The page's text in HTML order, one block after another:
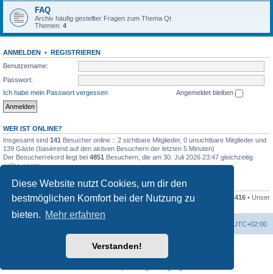
Diese Website nutzt Cookies, um dir den
bestmöglichen Komfort bei der Nutzung zu
bieten. Mehr erfahren
Verstanden!
FAQ
Archiv häufig gestellter Fragen zum Thema Qt
Themen: 4
ANMELDEN • REGISTRIEREN
Benutzername:
Passwort:
Ich habe mein Passwort vergessen
Angemeldet bleiben
WER IST ONLINE?
Insgesamt sind 141 Besucher online :: 2 sichtbare Mitglieder, 0 unsichtbare Mitglieder und
139 Gäste (basierend auf den aktiven Besuchern der letzten 5 Minuten)
Der Besucherrekord liegt bei 4851 Besuchern, die am 30. Juli 2026 23:47 gleichzeitig
online waren.
STATISTIK
Beiträge insgesamt79994• Themen insgesamt 16682• Mitglieder insgesamt 4416 • Unser
neuestes Mitglied:
UTC+02:00
Powered byphpBB® Forum Software © phpBB Limited
phpBB.de